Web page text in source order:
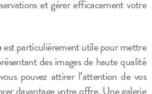
et gérer efficacement votre
est particulièrement utile pour mettre
des images de haute qualité
pouvez attirer l’attention de vos
davantage votre offre. Une galerie